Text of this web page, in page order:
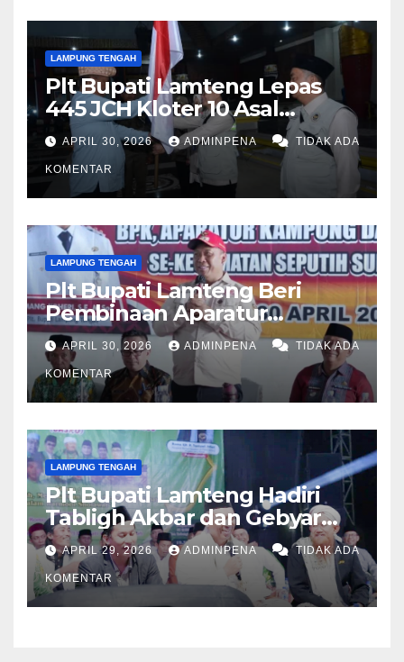
LAMPUNG TENGAH
Plt Bupati Lamteng Lepas
445 JCH Kloter 10 Asal
Lamteng
APRIL 30, 2026 ADMINPENA TIDAK ADA
KOMENTAR
LAMPUNG TENGAH
Plt Bupati Lamteng Beri
Pembinaan Aparatur
Kampung
APRIL 30, 2026 ADMINPENA TIDAK ADA
KOMENTAR
LAMPUNG TENGAH
Plt Bupati Lamteng Hadiri
Tabligh Akbar dan Gebyar
Sholawat JASKO di Ponpes
Tahfidzul Quran Al Fattah
APRIL 29, 2026 ADMINPENA TIDAK ADA
KOMENTAR